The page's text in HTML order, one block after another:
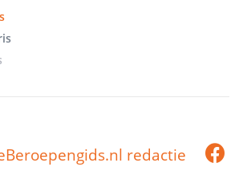
redactie